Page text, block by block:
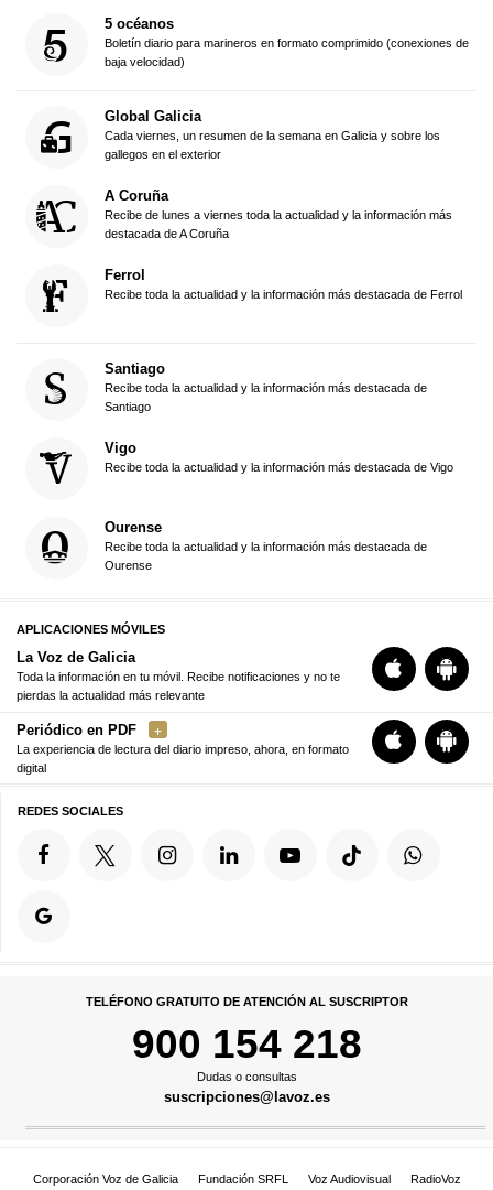
5 océanos
Boletín diario para marineros en formato comprimido (conexiones de
baja velocidad)
Global Galicia
Cada viernes, un resumen de la semana en Galicia y sobre los
gallegos en el exterior
A Coruña
Recibe de lunes a viernes toda la actualidad y la información más
destacada de A Coruña
Ferrol
Recibe toda la actualidad y la información más destacada de Ferrol
Santiago
Recibe toda la actualidad y la información más destacada de
Santiago
Vigo
Recibe toda la actualidad y la información más destacada de Vigo
Ourense
Recibe toda la actualidad y la información más destacada de
Ourense
APLICACIONES MÓVILES
La Voz de Galicia
Toda la información en tu móvil. Recibe notificaciones y no te
pierdas la actualidad más relevante
Periódico en PDF
La experiencia de lectura del diario impreso, ahora, en formato
digital
REDES SOCIALES
TELÉFONO GRATUITO DE ATENCIÓN AL SUSCRIPTOR
900 154 218
Dudas o consultas
suscripciones@lavoz.es
Corporación Voz de Galicia Fundación SRFL Voz Audiovisual RadioVoz